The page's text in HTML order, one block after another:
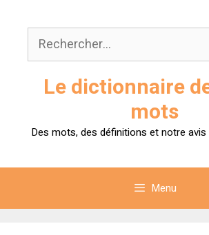
contenu
Rechercher :
Le dictionnaire
mots
Des mots, des définitions et notre
Menu